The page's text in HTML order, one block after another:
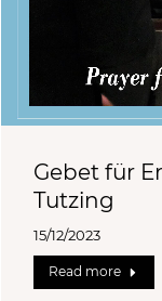
Gebet für
Tutzing
15/12/2023
Read more